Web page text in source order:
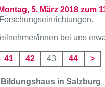
5. März 2018 zum
innen bei uns
Seite
41 Seite
42 Seite
43 Seite
44 >
in Salzburg